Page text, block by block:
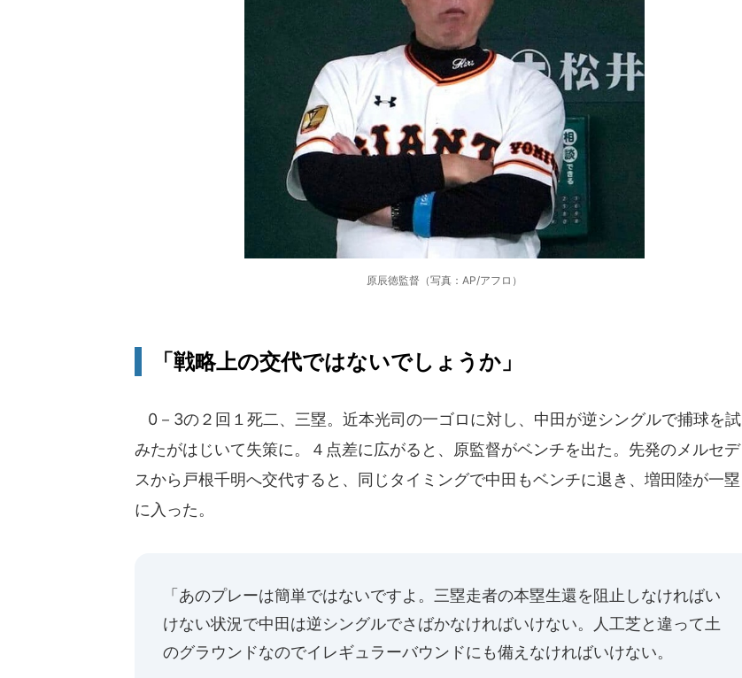
原辰徳監督（写真：AP/アフロ）
「戦略上の交代ではないでしょうか」
0－3の２回１死二、三塁。近本光司の一ゴロに対し、中田が逆シングルで捕球を試
みたがはじいて失策に。４点差に広がると、原監督がベンチを出た。先発のメルセデ
スから戸根千明へ交代すると、同じタイミングで中田もベンチに退き、増田陸が一塁
に入った。
「あのプレーは簡単ではないですよ。三塁走者の本塁生還を阻止しなければい
けない状況で中田は逆シングルでさばかなければいけない。人工芝と違って土
のグラウンドなのでイレギュラーバウンドにも備えなければいけない。